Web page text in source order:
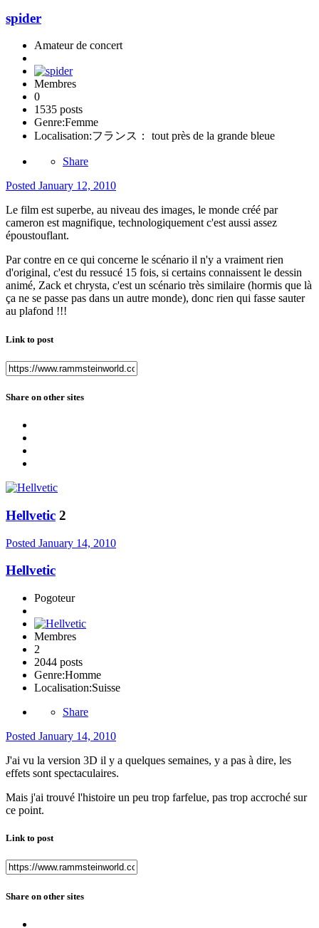
spider
Amateur de concert
Membres
0
1535 posts
Genre:Femme
Localisation:フランス： tout près de la grande bleue
Share
Posted January 12, 2010
Le film est superbe, au niveau des images, le monde créé par
cameron est magnifique, technologiquement c'est aussi assez
époustouflant.
Par contre en ce qui concerne le scénario il n'y a vraiment rien
d'original, c'est du ressucé 15 fois, si certains connaissent le dessin
animé, Zack et chrysta, c'est un scénario très similaire (hormis que là
ça ne se passe pas dans un autre monde), donc rien qui fasse sauter
au plafond !!!
Link to post
Share on other sites
Hellvetic 2
Posted January 14, 2010
Hellvetic
Pogoteur
Membres
2
2044 posts
Genre:Homme
Localisation:Suisse
Share
Posted January 14, 2010
J'ai vu la version 3D il y a quelques semaines, y a pas à dire, les
effets sont spectaculaires.
Mais j'ai trouvé l'histoire un peu trop farfelue, pas trop accroché sur
ce point.
Link to post
Share on other sites